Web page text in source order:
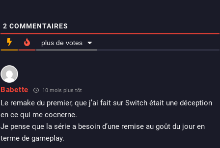
2 COMMENTAIRES
plus de votes
Babette 10 mois plus tôt
Le remake du premier, que j’ai fait sur Switch était une déception
en ce qui me cocnerne.
Je pense que la série a besoin d’une remise au goût du jour en
terme de gameplay.